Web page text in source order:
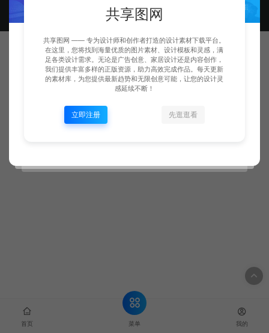
© 2025 共享图网 - All rights reserved
湘ICP备
2023033939号
首页 菜单 我的
共享图网
共享图网 —— 专为设计师和创作者打造的设计素材下载平台。
在这里，您将找到海量优质的图片素材、设计模板和灵感，满
足各类设计需求。无论是广告创意、家居设计还是内容创作，
我们提供丰富多样的正版资源，助力高效完成作品。每天更新
的素材库，为您提供最新趋势和无限创意可能，让您的设计灵
感延续不断！
立即注册 先逛逛看